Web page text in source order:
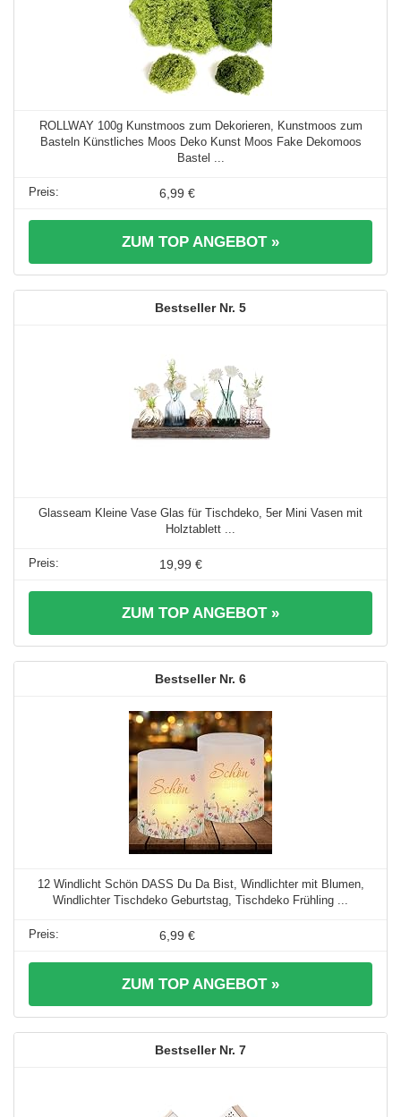
ROLLWAY 100g Kunstmoos zum Dekorieren, Kunstmoos zum
Basteln Künstliches Moos Deko Kunst Moos Fake Dekomoos
Bastel ...
6,99 €
ZUM TOP ANGEBOT »
5
Glasseam Kleine Vase Glas für Tischdeko, 5er Mini Vasen mit
Holztablett ...
19,99 €
ZUM TOP ANGEBOT »
6
12 Windlicht Schön DASS Du Da Bist, Windlichter mit Blumen,
Windlichter Tischdeko Geburtstag, Tischdeko Frühling ...
6,99 €
ZUM TOP ANGEBOT »
7